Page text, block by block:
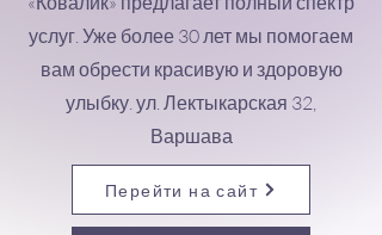
услуг. Уже более 30 лет мы помогаем
вам обрести красивую и здоровую
улыбку. ул. Лектыкарская 32,
Варшава
Перейти на сайт